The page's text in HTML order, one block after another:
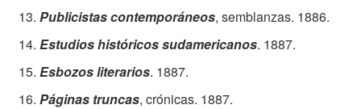
Publicistas contemporáneos, semblanzas. 1886.
Estudios históricos sudamericanos. 1887.
Esbozos literarios. 1887.
Páginas truncas, crónicas. 1887.